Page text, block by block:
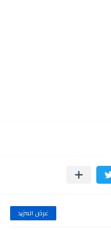
عرض المزيد